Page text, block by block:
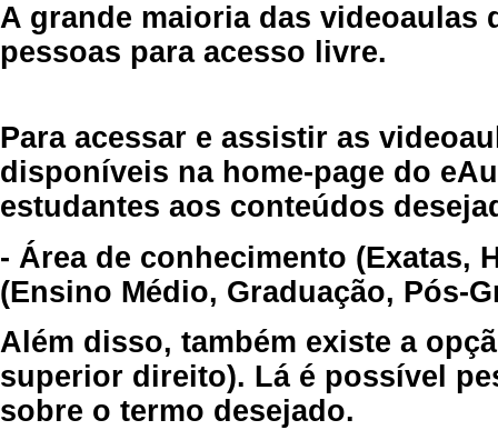
A grande maioria das videoaulas
pessoas para acesso livre.
Para acessar e assistir as
disponíveis na home-page do
estudantes aos conteúdos
- Área de conhecimento (Exatas,
(Ensino Médio, Graduação, Pós-
Além disso, também existe a
superior direito). Lá é possível
sobre o termo desejado.